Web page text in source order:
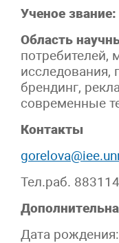
Ученое звание:
Область
потребителей,
исследования,
брендинг,
современные
Контакты
Тел.раб.
Дата